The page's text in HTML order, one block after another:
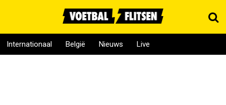
Internationaal België Nieuws Live